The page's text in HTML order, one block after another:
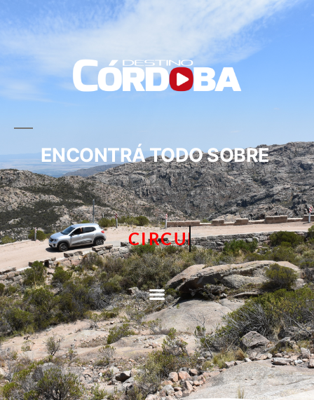
ENCONTRÁ TODO SOBRE
CIRCUITOS